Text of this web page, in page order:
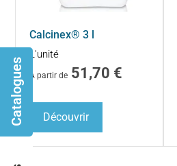
Catalogues
Calcinex® 3 l
L'unité
À partir de 51,70 €
Découvrir